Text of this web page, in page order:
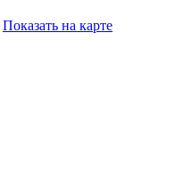
Показать на карте